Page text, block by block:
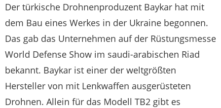
Der türkische Drohnenproduzent Baykar hat mit
dem Bau eines Werkes in der Ukraine begonnen.
Das gab das Unternehmen auf der Rüstungsmesse
World Defense Show im saudi-arabischen Riad
bekannt. Baykar ist einer der weltgrößten
Hersteller von mit Lenkwaffen ausgerüsteten
Drohnen. Allein für das Modell TB2 gibt es